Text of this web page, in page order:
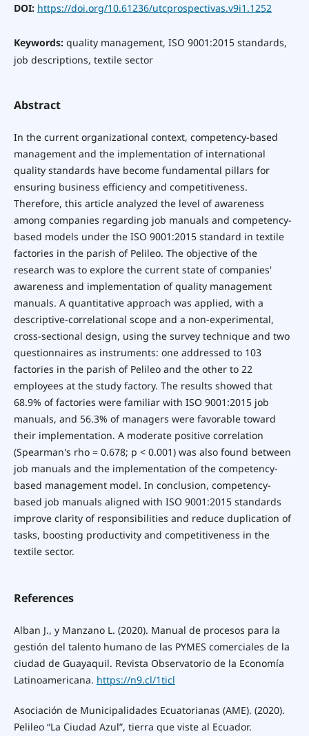
DOI: https://doi.org/10.61236/utcprospectivas.v9i1.1252
Keywords: quality management, ISO 9001:2015 standards,
job descriptions, textile sector
Abstract
In the current organizational context, competency-based
management and the implementation of international
quality standards have become fundamental pillars for
ensuring business efficiency and competitiveness.
Therefore, this article analyzed the level of awareness
among companies regarding job manuals and competency-
based models under the ISO 9001:2015 standard in textile
factories in the parish of Pelileo. The objective of the
research was to explore the current state of companies'
awareness and implementation of quality management
manuals. A quantitative approach was applied, with a
descriptive-correlational scope and a non-experimental,
cross-sectional design, using the survey technique and two
questionnaires as instruments: one addressed to 103
factories in the parish of Pelileo and the other to 22
employees at the study factory. The results showed that
68.9% of factories were familiar with ISO 9001:2015 job
manuals, and 56.3% of managers were favorable toward
their implementation. A moderate positive correlation
(Spearman's rho = 0.678; p < 0.001) was also found between
job manuals and the implementation of the competency-
based management model. In conclusion, competency-
based job manuals aligned with ISO 9001:2015 standards
improve clarity of responsibilities and reduce duplication of
tasks, boosting productivity and competitiveness in the
textile sector.
References
Alban J., y Manzano L. (2020). Manual de procesos para la
gestión del talento humano de las PYMES comerciales de la
ciudad de Guayaquil. Revista Observatorio de la Economía
Latinoamericana. https://n9.cl/1ticl
Asociación de Municipalidades Ecuatorianas (AME). (2020).
Pelileo “La Ciudad Azul”, tierra que viste al Ecuador.